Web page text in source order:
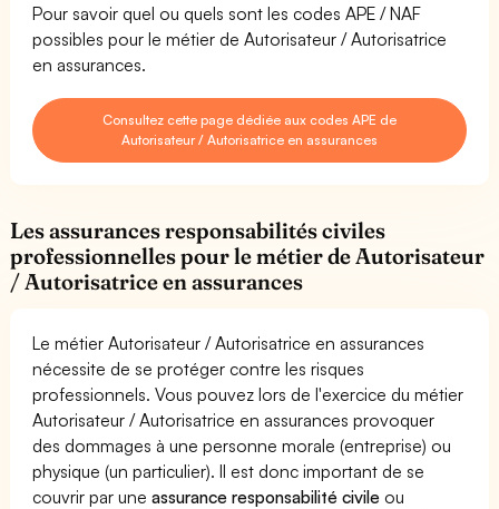
Pour savoir quel ou quels sont les codes APE / NAF
possibles pour le métier de Autorisateur / Autorisatrice
en assurances.
Consultez cette page dédiée aux codes APE de
Autorisateur / Autorisatrice en assurances
Les assurances responsabilités civiles
professionnelles pour le métier de Autorisateur
/ Autorisatrice en assurances
Le métier Autorisateur / Autorisatrice en assurances
nécessite de se protéger contre les risques
professionnels. Vous pouvez lors de l'exercice du métier
Autorisateur / Autorisatrice en assurances provoquer
des dommages à une personne morale (entreprise) ou
physique (un particulier). Il est donc important de se
couvrir par uneassurance responsabilité civile ou